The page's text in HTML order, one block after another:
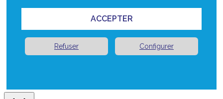
ACCEPTER
Refuser Configurer